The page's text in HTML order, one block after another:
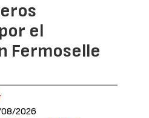
el
Fermoselle
2026